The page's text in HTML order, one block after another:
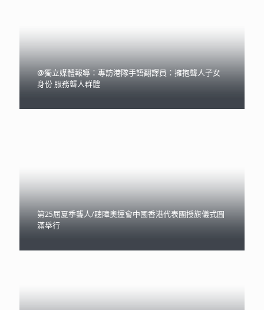
@Sportsoho：【殘特奧會】全國第十二屆殘疾人運動
會跆拳道賽事 港隊六人隊伍榮獲一面銅牌